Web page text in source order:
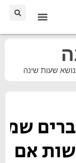
שעות שינה